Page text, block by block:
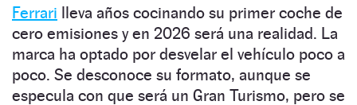
Ferrari lleva años cocinando su primer coche de
cero emisiones y en 2026 será una realidad. La
marca ha optado por desvelar el vehículo poco a
poco. Se desconoce su formato, aunque se
especula con que será un Gran Turismo, pero se